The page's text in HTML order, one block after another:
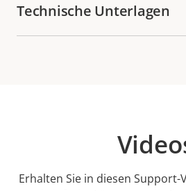
Technische Unterlagen
Erhalten Sie in diesen Support-